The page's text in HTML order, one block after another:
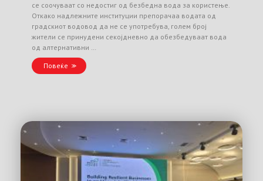
се соочуваат со недостиг од безбедна вода за користење.
Откако надлежните институции препорачаа водата од
градскиот водовод да не се употребува, голем број
жители се принудени секојдневно да обезбедуваат вода
од алтернативни …
Повеќе